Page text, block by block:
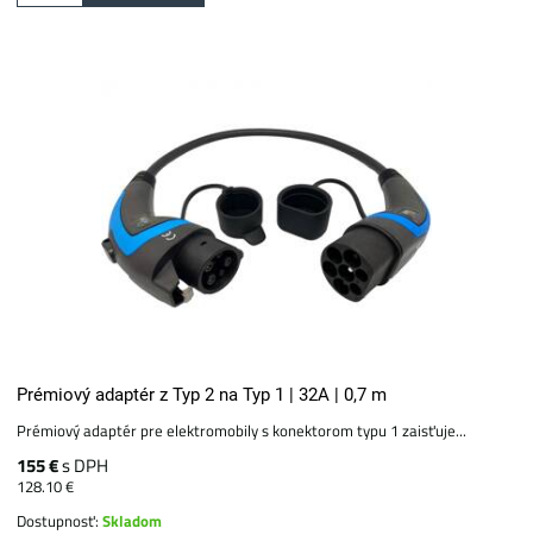
Prémiový adaptér z Typ 2 na Typ 1 | 32A | 0,7 m
Prémiový adaptér pre elektromobily s konektorom typu 1 zaisťuje...
155 €s DPH
128.10 €
Dostupnosť:Skladom